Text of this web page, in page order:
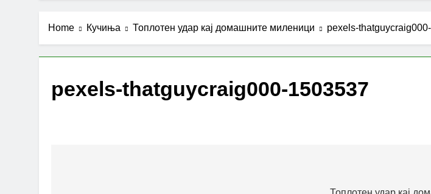
Home Кучиња Топлотен удар кај домашните миленици pexels-
pexels-thatguycraig000-1503537